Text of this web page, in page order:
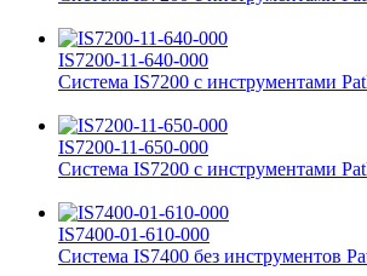
IS7200-11-640-000
Система IS7200 с инструментами
IS7200-11-650-000
Система IS7200 с инструментами
IS7400-01-610-000
Система IS7400 без инструментов